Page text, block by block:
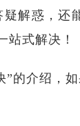
解惑，还
站式解决！
的介绍，